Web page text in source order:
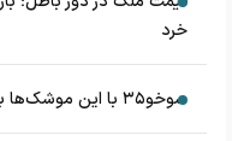
خرد
سوخو۳۵ با این موشک‌ها به ناوهای‌جنگی حمله می‌کند